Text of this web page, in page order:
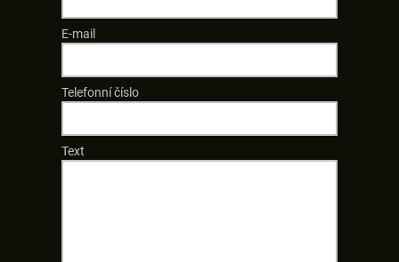
E-mail
Telefonní číslo
Text